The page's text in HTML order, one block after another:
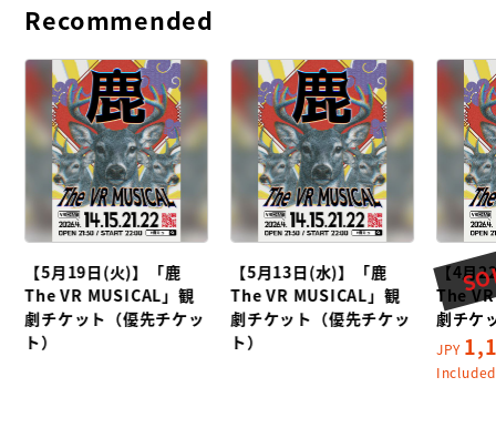
Recommended
【5月19日(火)】「鹿
The VR MUSICAL」観
劇チケット（優先チケッ
ト）
【5月13日(水)】「鹿
The VR MUSICAL」観
劇チケット（優先チケッ
ト）
【4月
The
劇チケ
JPY